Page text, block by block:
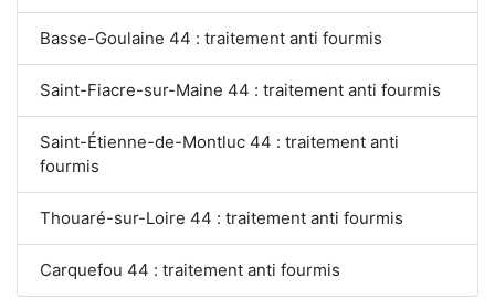
Basse-Goulaine 44 : traitement anti fourmis
Saint-Fiacre-sur-Maine 44 : traitement anti fourmis
Saint-Étienne-de-Montluc 44 : traitement anti
fourmis
Thouaré-sur-Loire 44 : traitement anti fourmis
Carquefou 44 : traitement anti fourmis